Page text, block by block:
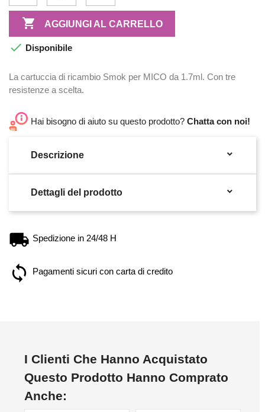
 AGGIUNGI AL CARRELLO
 Disponibile
La cartuccia di ricambio Smok per MICO da 1.7ml. Con tre
resistenze a scelta.
Hai bisogno di aiuto su questo prodotto? Chatta con noi!
Descrizione 
Dettagli del prodotto 
Spedizione in 24/48 H
Pagamenti sicuri con carta di credito
I Clienti Che Hanno Acquistato
Questo Prodotto Hanno Comprato
Anche: